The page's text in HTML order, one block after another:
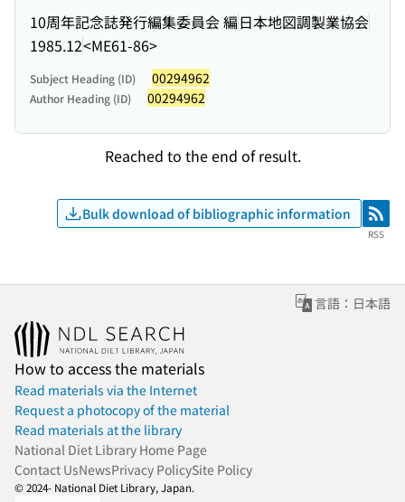
10周年記念誌発行編集委員会 編日本地図調製業協会
1985.12<ME61-86>
Subject Heading (ID) 00294962
Author Heading (ID) 00294962
Reached to the end of result.
Bulk download of bibliographic information RSS
RSS
言語：日本語
How to access the materials
Read materials via the Internet
Request a photocopy of the material
Read materials at the library
National Diet Library Home Page
Contact UsNewsPrivacy PolicySite Policy
© 2024- National Diet Library, Japan.